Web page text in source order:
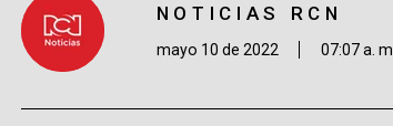
NOTICIAS RCN
mayo 10 de 2022 07:07 a. m.